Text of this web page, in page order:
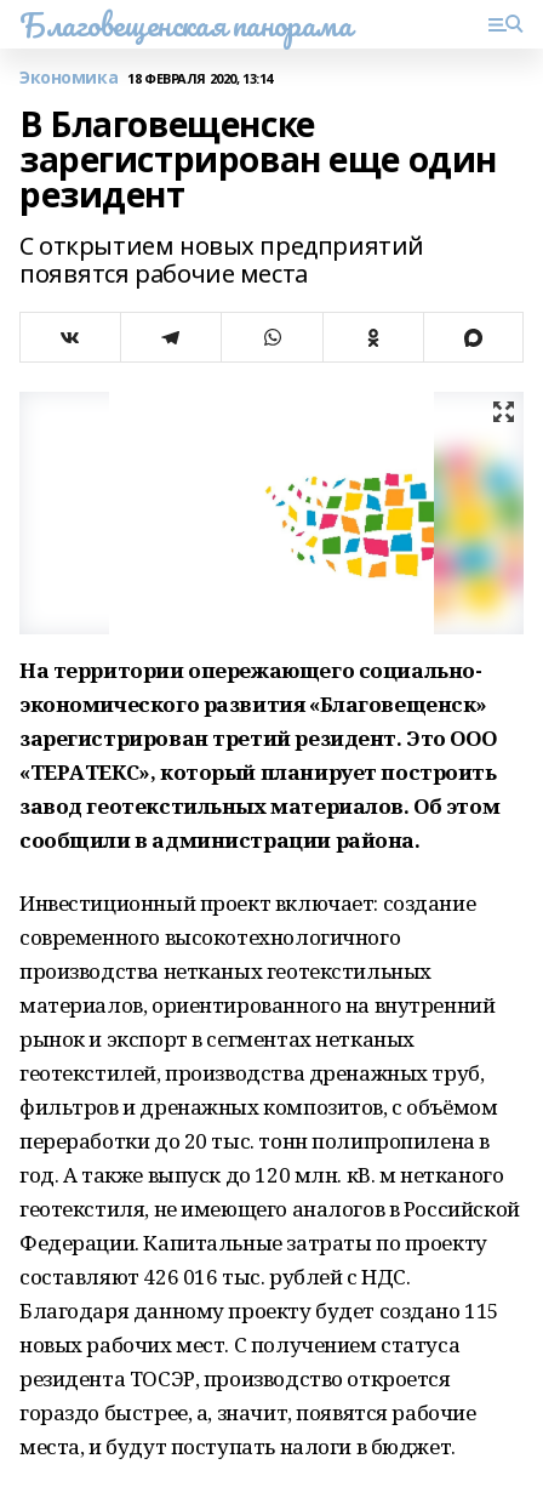
Благовещенская панорама
Экономика 18 ФЕВРАЛЯ 2020, 13:14
В Благовещенске
зарегистрирован еще один
резидент
С открытием новых предприятий
появятся рабочие места
На территории опережающего социально-
экономического развития «Благовещенск»
зарегистрирован третий резидент. Это ООО
«ТЕРАТЕКС», который планирует построить
завод геотекстильных материалов. Об этом
сообщили в администрации района.
Инвестиционный проект включает: создание
современного высокотехнологичного
производства нетканых геотекстильных
материалов, ориентированного на внутренний
рынок и экспорт в сегментах нетканых
геотекстилей, производства дренажных труб,
фильтров и дренажных композитов, с объёмом
переработки до 20 тыс. тонн полипропилена в
год. А также выпуск до 120 млн. кВ. м нетканого
геотекстиля, не имеющего аналогов в Российской
Федерации. Капитальные затраты по проекту
составляют 426 016 тыс. рублей с НДС.
Благодаря данному проекту будет создано 115
новых рабочих мест. С получением статуса
резидента ТОСЭР, производство откроется
гораздо быстрее, а, значит, появятся рабочие
места, и будут поступать налоги в бюджет.